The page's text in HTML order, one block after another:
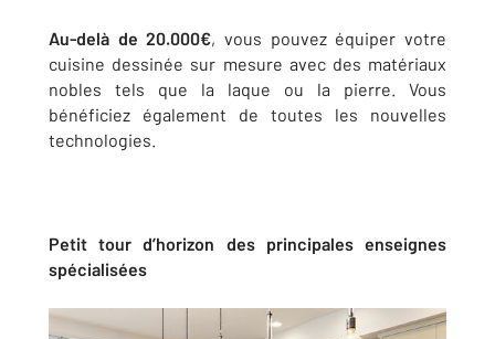
Au-delà de 20.000€, vous pouvez équiper votre
cuisine dessinée sur mesure avec des matériaux
nobles tels que la laque ou la pierre. Vous
bénéficiez également de toutes les nouvelles
technologies.
Petit tour d’horizon des principales enseignes
spécialisées